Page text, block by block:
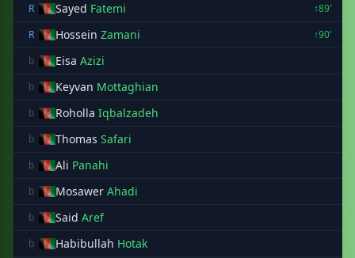
R
Sayed Fatemi
↑89'
R
Hossein Zamani
↑90'
b
Eisa Azizi
b Keyvan Mottaghian
b Roholla Iqbalzadeh
b Thomas Safari
b Ali Panahi
b Mosawer Ahadi
b Said Aref
b Habibullah Hotak